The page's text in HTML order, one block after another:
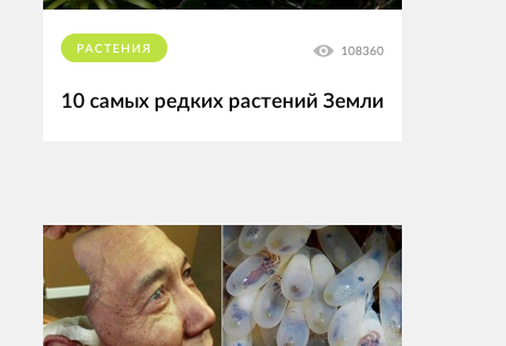
РАСТЕНИЯ 108360
10 самых редких растений Земли